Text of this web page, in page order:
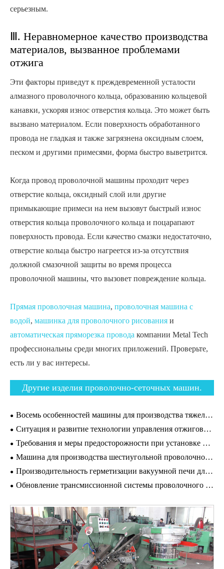
серьезным.
Ⅲ. Неравномерное качество производства
материалов, вызванное проблемами
отжига
Эти факторы приведут к преждевременной усталости
алмазного проволочного кольца, образованию кольцевой
канавки, ускоряя износ отверстия кольца. Это может быть
вызвано материалом. Если поверхность обработанного
провода не гладкая и также загрязнена оксидным слоем,
песком и другими примесями, форма быстро выветрится.
Когда провод проволочной машины проходит через
отверстие кольца, оксидный слой или другие
примыкающие примеси на нем вызовут быстрый износ
отверстия кольца проволочного кольца и поцарапают
поверхность провода. Если качество смазки недостаточно,
отверстие кольца быстро нагреется из-за отсутствия
должной смазочной защиты во время процесса
проволочной машины, что вызовет повреждение кольца.
Прямая проволочная машина, проволочная машина с
водой, машинка для проволочного рисования и
автоматическая пряморезка провода компании Metal Tech
профессиональны среди многих приложений. Проверьте,
есть ли у вас интересы.
Другие изделия проволочно-сеточных машин.
Восемь особенностей машины для производства тяжелых шестиугольных сеток.
Ситуация и развитие технологии управления отжиговой печью.
Требования и меры предосторожности при установке нержавеющей стальной машины для проволочного рисования.
Машина для производства шестиугольной проволочной сетки является крепкой и прочной.
Производительность герметизации вакуумной печи для отжига.
Обновление трансмиссионной системы проволочного станка.